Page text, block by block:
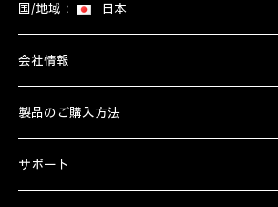
国/地域： 日本
会社情報
製品のご購入方法
サポート